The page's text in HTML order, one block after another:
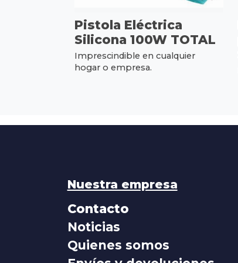
Pistola Eléctrica
Silicona 100W TOTAL
Imprescindible en cualquier
hogar o empresa.
Nuestra empresa
Contacto
Noticias
Quienes somos